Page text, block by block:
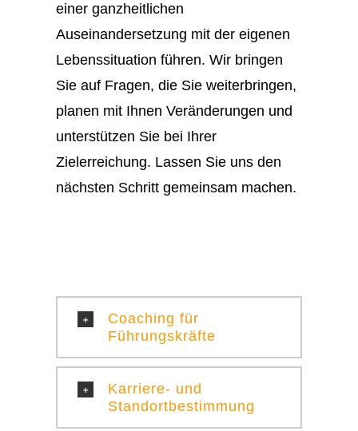
einer ganzheitlichen
Auseinandersetzung mit der eigenen
Lebenssituation führen. Wir bringen
Sie auf Fragen, die Sie weiterbringen,
planen mit Ihnen Veränderungen und
unterstützen Sie bei Ihrer
Zielerreichung. Lassen Sie uns den
nächsten Schritt gemeinsam machen.
Coaching für
Führungskräfte
Karriere- und
Standortbestimmung